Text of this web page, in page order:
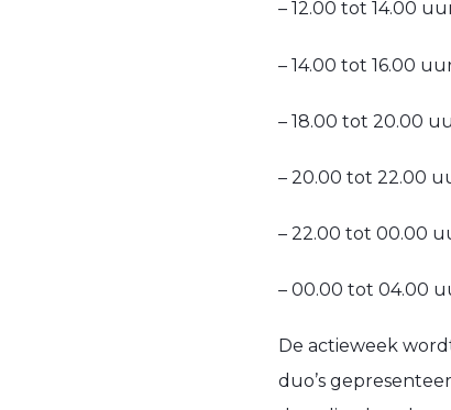
– 12.00 tot 14.00
– 14.00 tot 16.00
– 18.00 tot 20.00
– 20.00 tot 22.00
– 22.00 tot 00.00
– 00.00 tot 04.00
De actieweek
duo’s